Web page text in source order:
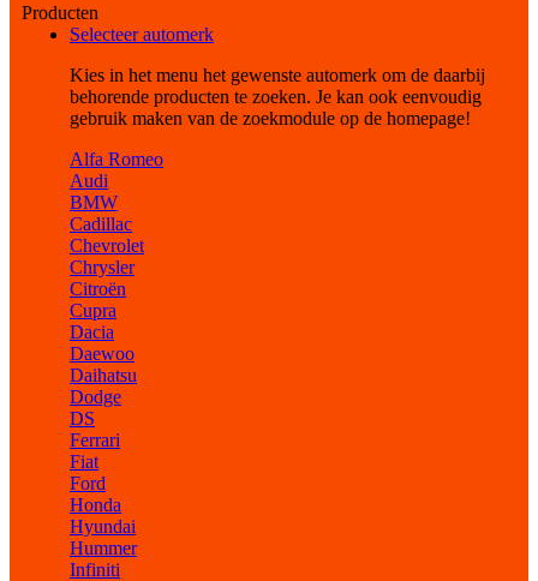
Producten
Selecteer automerk
Kies in het menu het gewenste automerk om de daarbij
behorende producten te zoeken. Je kan ook eenvoudig
gebruik maken van de zoekmodule op de homepage!
Alfa Romeo
Audi
BMW
Cadillac
Chevrolet
Chrysler
Citroën
Cupra
Dacia
Daewoo
Daihatsu
Dodge
DS
Ferrari
Fiat
Ford
Honda
Hyundai
Hummer
Infiniti